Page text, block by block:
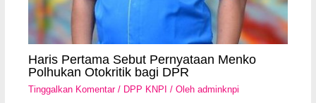
Haris Pertama Sebut Pernyataan Menko
Polhukan Otokritik bagi DPR
Tinggalkan Komentar / DPP KNPI / Olehadminknpi